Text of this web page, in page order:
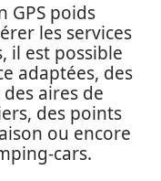
GPS poids
les services
il est possible
adaptées, des
aires de
des points
ou encore
cars.